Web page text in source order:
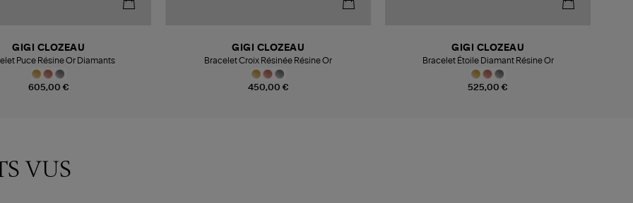
605,00 €
GIGI CLOZEAU
Puce Résine Or Diamants
450,00 €
GIGI CLOZEAU
Bracelet Croix Résinée Résine Or
525,00 €
GIGI CLOZEAU
Bracelet Étoile Diamant Résine Or
VUS